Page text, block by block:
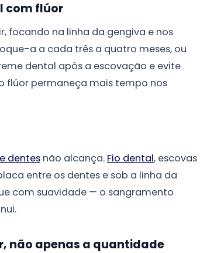
com flúor
focando na linha da gengiva e nos
a a cada três a quatro meses, ou
dental após a escovação e evite
flúor permaneça mais tempo nos
dentes não alcança. Fio dental, escovas
entre os dentes e sob a linha da
com suavidade — o sangramento
não apenas a quantidade